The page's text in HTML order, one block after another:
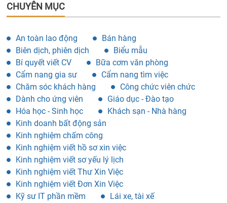
CHUYÊN MỤC
An toàn lao động
Bán hàng
Biên dịch, phiên dịch
Biểu mẫu
Bí quyết viết CV
Bữa cơm văn phòng
Cẩm nang gia sư
Cẩm nang tìm việc
Chăm sóc khách hàng
Công chức viên chức
Dành cho ứng viên
Giáo dục - Đào tạo
Hóa học - Sinh học
Khách sạn - Nhà hàng
Kinh doanh bất động sản
Kinh nghiệm chấm công
Kinh nghiệm viết hồ sơ xin việc
Kinh nghiệm viết sơ yếu lý lịch
Kinh nghiệm viết Thư Xin Việc
Kinh nghiệm viết Đơn Xin Việc
Kỹ sư IT phần mềm
Lái xe, tài xế